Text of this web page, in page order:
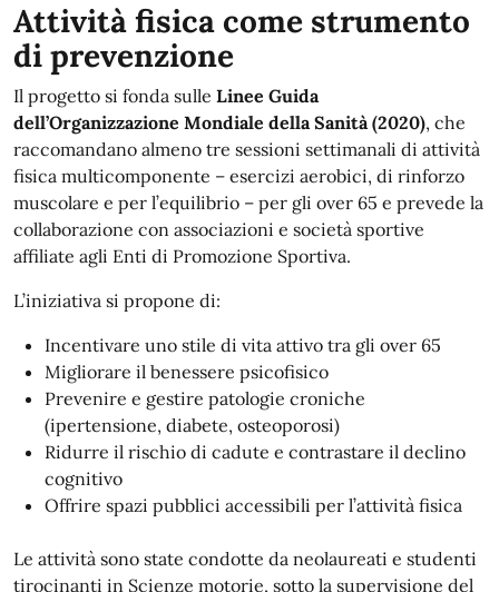
Attività fisica come strumento
di prevenzione
Il progetto si fonda sulle Linee Guida
dell’Organizzazione Mondiale della Sanità (2020), che
raccomandano almeno tre sessioni settimanali di attività
fisica multicomponente – esercizi aerobici, di rinforzo
muscolare e per l’equilibrio – per gli over 65 e prevede la
collaborazione con associazioni e società sportive
affiliate agli Enti di Promozione Sportiva.
L’iniziativa si propone di:
Incentivare uno stile di vita attivo tra gli over 65
Migliorare il benessere psicofisico
Prevenire e gestire patologie croniche
(ipertensione, diabete, osteoporosi)
Ridurre il rischio di cadute e contrastare il declino
cognitivo
Offrire spazi pubblici accessibili per l’attività fisica
Le attività sono state condotte da neolaureati e studenti
tirocinanti in Scienze motorie, sotto la supervisione del